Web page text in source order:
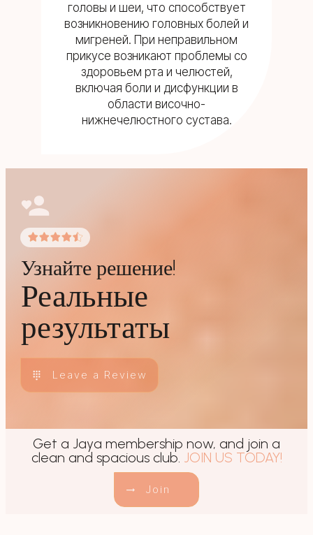
головы и шеи, что способствует
возникновению головных болей и
мигреней. При неправильном
прикусе возникают проблемы со
здоровьем рта и челюстей,
включая боли и дисфункции в
области височно-
нижнечелюстного сустава.
Узнайте решение!
Реальные
результаты
Leave a Review
Get a Jaya membership now, and join a
clean and spacious club. JOIN US TODAY!
Join